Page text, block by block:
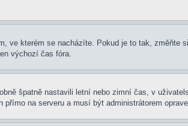
kterém se nacházíte. Pokud je to tak, změňte
výchozí čas fóra.
špatně nastavili letní nebo zimní čas, v
na serveru a musí být administrátorem